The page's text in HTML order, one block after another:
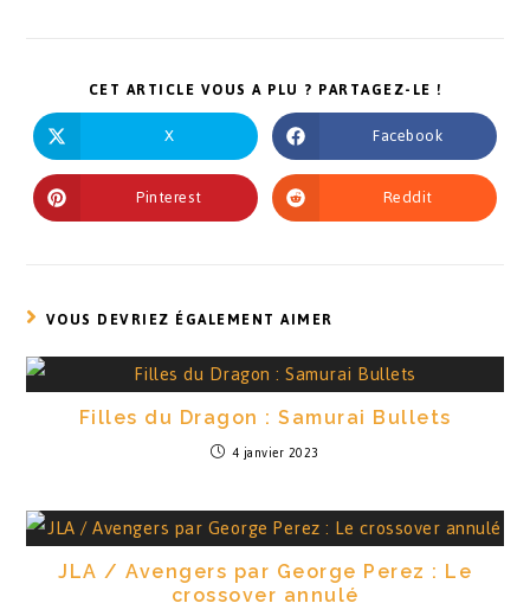
CET ARTICLE VOUS A PLU ? PARTAGEZ-LE !
X Facebook
Pinterest Reddit
VOUS DEVRIEZ ÉGALEMENT AIMER
Filles du Dragon : Samurai Bullets
4 janvier 2023
JLA / Avengers par George Perez : Le
crossover annulé